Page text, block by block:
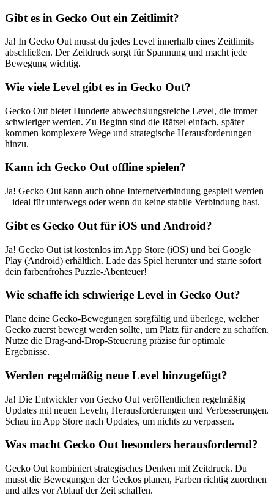
Gibt es in Gecko Out ein Zeitlimit?
Ja! In Gecko Out musst du jedes Level innerhalb eines Zeitlimits
abschließen. Der Zeitdruck sorgt für Spannung und macht jede
Bewegung wichtig.
Wie viele Level gibt es in Gecko Out?
Gecko Out bietet Hunderte abwechslungsreiche Level, die immer
schwieriger werden. Zu Beginn sind die Rätsel einfach, später
kommen komplexere Wege und strategische Herausforderungen
hinzu.
Kann ich Gecko Out offline spielen?
Ja! Gecko Out kann auch ohne Internetverbindung gespielt werden
– ideal für unterwegs oder wenn du keine stabile Verbindung hast.
Gibt es Gecko Out für iOS und Android?
Ja! Gecko Out ist kostenlos im App Store (iOS) und bei Google
Play (Android) erhältlich. Lade das Spiel herunter und starte sofort
dein farbenfrohes Puzzle-Abenteuer!
Wie schaffe ich schwierige Level in Gecko Out?
Plane deine Gecko-Bewegungen sorgfältig und überlege, welcher
Gecko zuerst bewegt werden sollte, um Platz für andere zu schaffen.
Nutze die Drag-and-Drop-Steuerung präzise für optimale
Ergebnisse.
Werden regelmäßig neue Level hinzugefügt?
Ja! Die Entwickler von Gecko Out veröffentlichen regelmäßig
Updates mit neuen Leveln, Herausforderungen und Verbesserungen.
Schau im App Store nach Updates, um nichts zu verpassen.
Was macht Gecko Out besonders herausfordernd?
Gecko Out kombiniert strategisches Denken mit Zeitdruck. Du
musst die Bewegungen der Geckos planen, Farben richtig zuordnen
und alles vor Ablauf der Zeit schaffen.